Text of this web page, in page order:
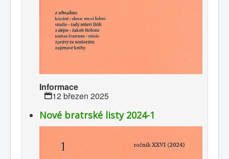
Informace
12 březen 2025
Nové bratrské listy 2024-1